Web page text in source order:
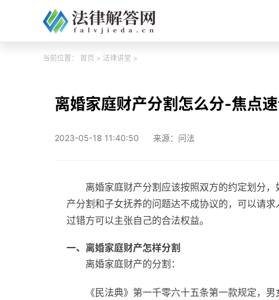
当前位置： 首页 > 法律讲堂 >
离婚家庭财产分割怎么分-焦点
2023-05-18 11:40:50 来源：问法
离婚家庭财产分割应该按照双方的约定划分
产分割和子女抚养的问题达不成协议的，可以请
过错方可以主张自己的合法权益。
一、离婚家庭财产怎样分割
离婚家庭财产的分割：
《民法典》第一千零六十五条第一款规定，